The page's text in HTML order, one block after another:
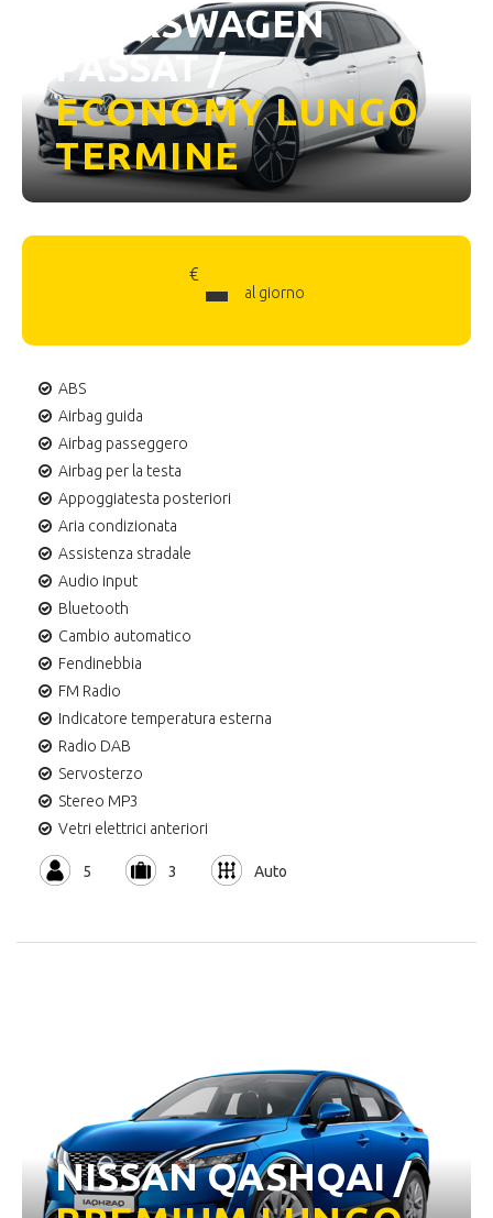
VOLKSWAGEN
PASSAT /
ECONOMY LUNGO
TERMINE
€ - al giorno
ABS
Airbag guida
Airbag passeggero
Airbag per la testa
Appoggiatesta posteriori
Aria condizionata
Assistenza stradale
Audio input
Bluetooth
Cambio automatico
Fendinebbia
FM Radio
Indicatore temperatura esterna
Radio DAB
Servosterzo
Stereo MP3
Vetri elettrici anteriori
5 3 Auto
NISSAN QASHQAI /